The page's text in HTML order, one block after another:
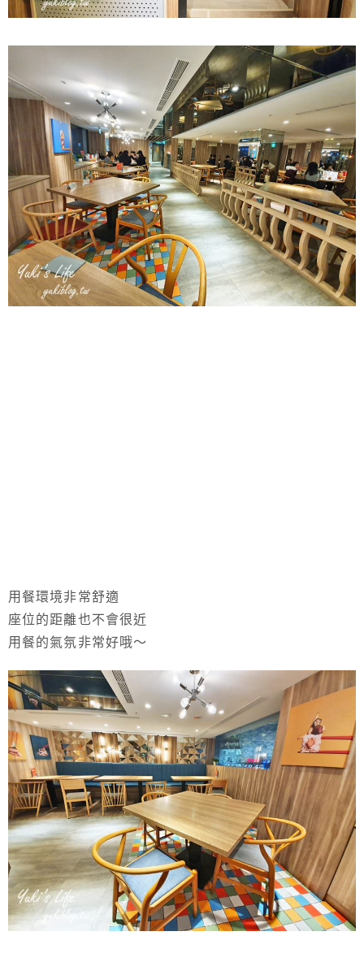
用餐環境非常舒適
座位的距離也不會很近
用餐的氣氛非常好哦～